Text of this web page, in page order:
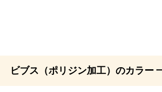
ビブス（ポリジン加工）のカラー